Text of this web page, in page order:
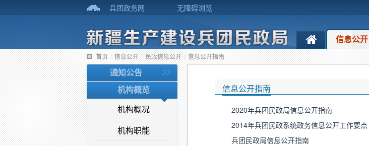
兵团政务网 无障碍浏览
信息公开
首页 / 信息公开 / 民政信息公开 / 信息公开指南
通知公告
机构概览
机构概况
机构职能
信息公开指南
2020年兵团民政局信息公开指南
2014年兵团民政系统政务信息公开工作要点
兵团民政局信息公开指南